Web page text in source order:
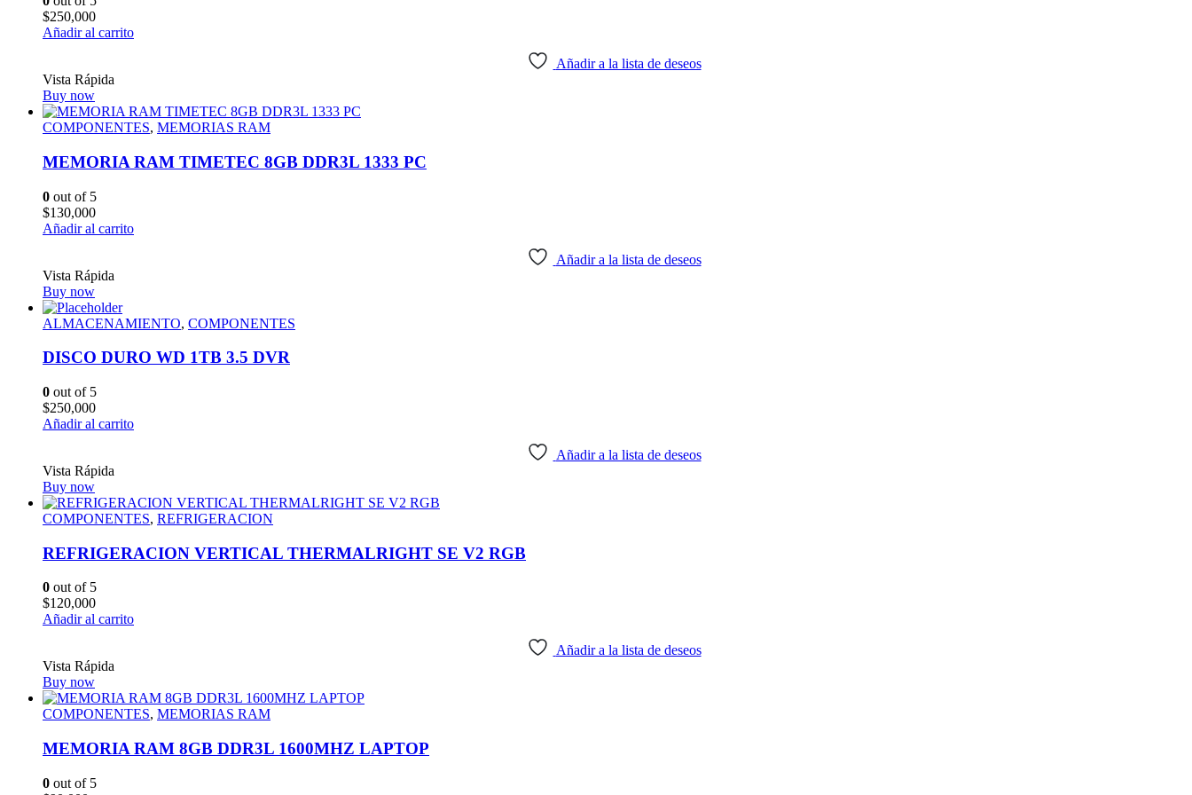
$250,000
Añadir al carrito
Añadir a la lista de deseos
Vista Rápida
Buy now
COMPONENTES, MEMORIAS RAM
MEMORIA RAM TIMETEC 8GB DDR3L 1333 PC
0 out of 5
$130,000
Añadir al carrito
Añadir a la lista de deseos
Vista Rápida
Buy now
ALMACENAMIENTO, COMPONENTES
DISCO DURO WD 1TB 3.5 DVR
0 out of 5
$250,000
Añadir al carrito
Añadir a la lista de deseos
Vista Rápida
Buy now
COMPONENTES, REFRIGERACION
REFRIGERACION VERTICAL THERMALRIGHT SE V2 RGB
0 out of 5
$120,000
Añadir al carrito
Añadir a la lista de deseos
Vista Rápida
Buy now
COMPONENTES, MEMORIAS RAM
MEMORIA RAM 8GB DDR3L 1600MHZ LAPTOP
0 out of 5